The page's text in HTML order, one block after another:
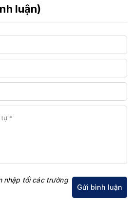
luận)
nhập tối các trường